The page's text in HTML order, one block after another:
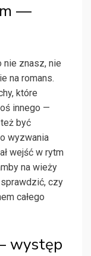
—
znasz, nie
na romans.
które
innego —
być
wyzwania
wejść w rytm
na wieży
czy
całego
występ